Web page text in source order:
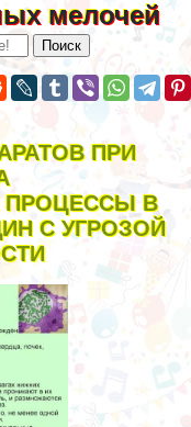
мелочей
ПРИ
ПРОЦЕССЫ В
С УГРОЗОЙ